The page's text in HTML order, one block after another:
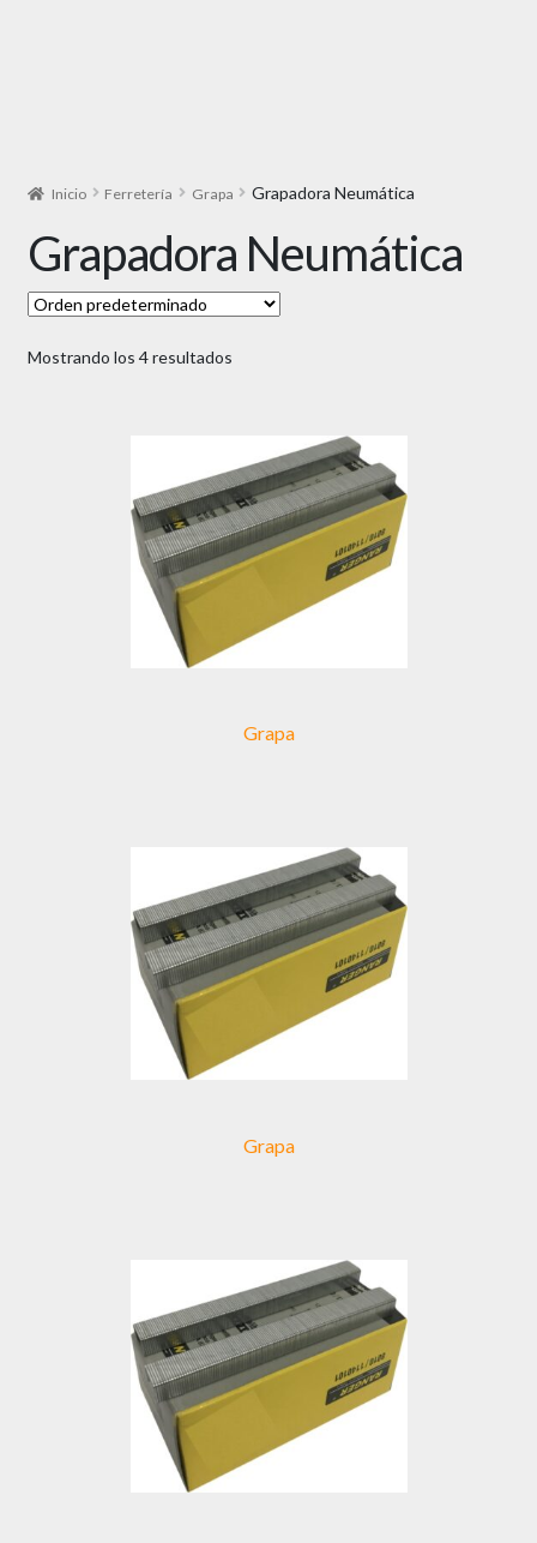
Inicio Ferretería Grapa Grapadora Neumática
Grapadora Neumática
Mostrando los 4 resultados
Grapa
Grapa